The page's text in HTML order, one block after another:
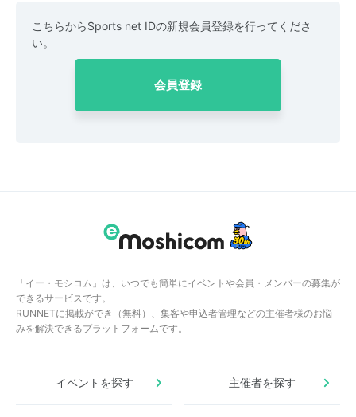
こちらからSports net IDの新規会員登録を行ってくださ
い。
会員登録
「イー・モシコム」は、いつでも簡単にイベントや会員・メンバーの募集が
できるサービスです。
RUNNETに掲載ができ（無料）、集客や申込者管理などの主催者様のお悩
みを解決できるプラットフォームです。
イベントを探す 主催者を探す